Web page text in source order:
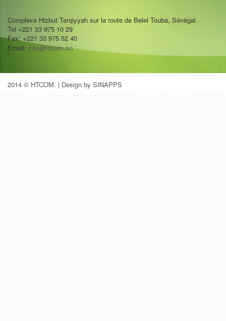
Complexe Hizbut Tarqiyyah sur la route de Belel Touba, Sénégal
Tel +221 33 975 10 29
Fax: +221 33 975 52 40
Email: info@htcom.sn
2014 © HTCOM. | Design by SINAPPS